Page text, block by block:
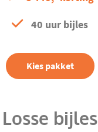
40 uur bijles
Kies pakket
Losse bijles